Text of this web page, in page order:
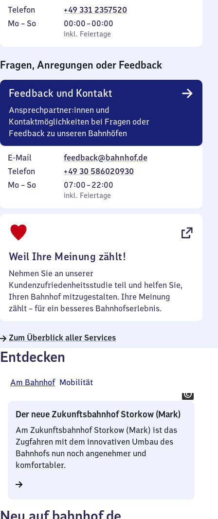
Telefon
+49 331 2357520
Montag
Mo – So,
inkl. Feiertage
00:00–00:00
Von
0
0
Uhr
inkl. Feiertage
Fragen, Anregungen oder Feedback
Feedback und Kontakt
Ansprechpartner:innen und
Kontaktmöglichkeiten bei Fragen oder
Feedback zu unseren Bahnhöfen
E-Mail
feedback@bahnhof.de
Telefon
+49 30 586020930
Montag
Mo – So,
inkl. Feiertage
07:00–22:00
Von
7
inkl. Feiertage
Weil Ihre Meinung zählt!
Nehmen Sie an unserer
Kundenzufriedenheitsstudie teil und helfen Sie,
Ihren Bahnhof mitzugestalten. Ihre Meinung
zählt – für ein besseres Bahnhofserlebnis.
Zum Überblick aller Services
Entdecken
Am Bahnhof Mobilität
Der neue Zukunftsbahnhof Storkow (Mark)
Am Zukunftsbahnhof Storkow (Mark) ist das
Zugfahren mit dem innovativen Umbau des
Bahnhofs nun noch angenehmer und
komfortabler.